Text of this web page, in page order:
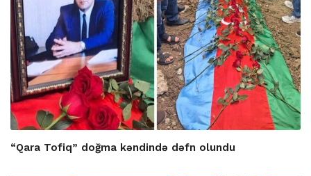
“Qara Tofiq” doğma kəndində dəfn olundu